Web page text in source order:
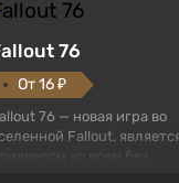
76
От 16 ₽
76 — новая игра во
Fallout,
ко всем без